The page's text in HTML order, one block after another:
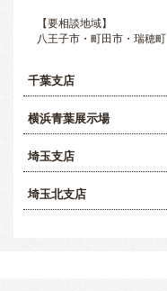
【要相談地域】
八王子市・町田市・瑞穂町
千葉支店
横浜青葉展示場
埼玉支店
埼玉北支店